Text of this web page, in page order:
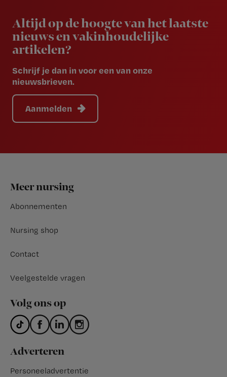
Altijd op de hoogte van het laatste
nieuws en vakinhoudelijke
artikelen?
Schrijf je dan in voor een van onze
nieuwsbrieven.
Aanmelden
Footer
Meer nursing
Abonnementen
Nursing shop
Contact
Veelgestelde vragen
Volg ons op
Adverteren
Personeeladvertentie